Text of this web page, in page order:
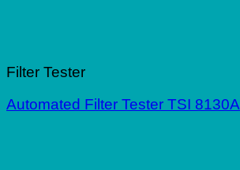
Filter Tester
Automated Filter Tester TSI 8130A